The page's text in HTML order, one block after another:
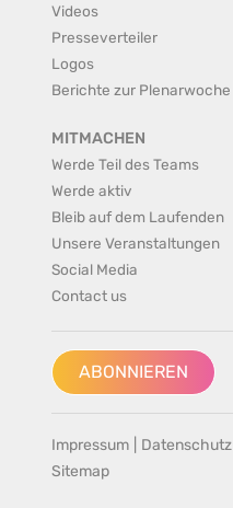
Videos
Presseverteiler
Logos
Berichte zur Plenarwoche
MITMACHEN
Werde Teil des Teams
Werde aktiv
Bleib auf dem Laufenden
Unsere Veranstaltungen
Social Media
Contact us
ABONNIEREN
Impressum Datenschutz
Sitemap